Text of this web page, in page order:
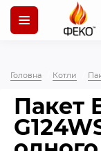
Головна Котли
Пакет